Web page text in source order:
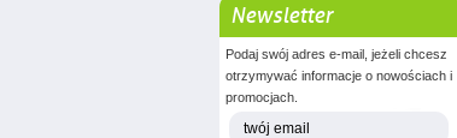
Newsletter
Podaj swój adres e-mail, jeżeli chcesz
otrzymywać informacje o nowościach i
promocjach.